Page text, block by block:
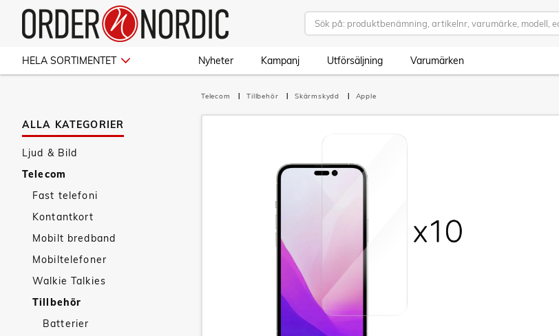
HELA SORTIMENTET Nyheter Kampanj Utförsäljning Varumärken
ALLA KATEGORIER
Ljud & Bild
Telecom
Fast telefoni
Kontantkort
Mobilt bredband
Mobiltelefoner
Walkie Talkies
Tillbehör
Batterier
Telecom Tillbehör Skärmskydd Apple